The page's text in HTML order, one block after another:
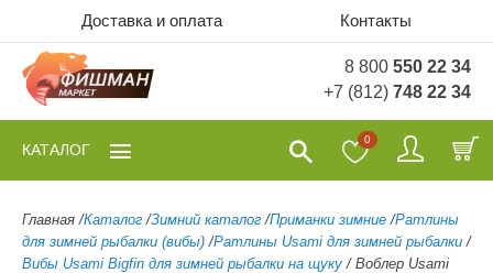
Доставка и оплата Контакты
8 800 550 22 34
+7 (812) 748 22 34
0
КАТАЛОГ
Главная /Каталог /Зимний каталог /Приманки зимние /Ратлины
для зимней рыбалки (вибы) /Ратлины Usami для зимней рыбалки /
Вибы Usami Bigfin для зимней рыбалки на щуку / Воблер Usami